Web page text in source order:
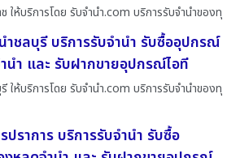
ให้บริการโดย รับจํานํา.com บริการรับจำนำของทุ
ำชลบุรี บริการรับจำนำ รับซื้ออุปกรณ์
นำ และ รับฝากขายอุปกรณ์ไอที
ให้บริการโดย รับจํานํา.com บริการรับจำนำของทุ
ราการ บริการรับจำนำ รับซื้อ